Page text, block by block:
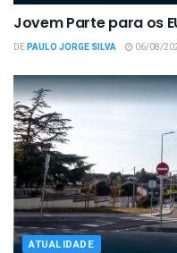
Jovem Parte para os
DEPAULO JORGE SILVA 06/08/
ATUALIDADE